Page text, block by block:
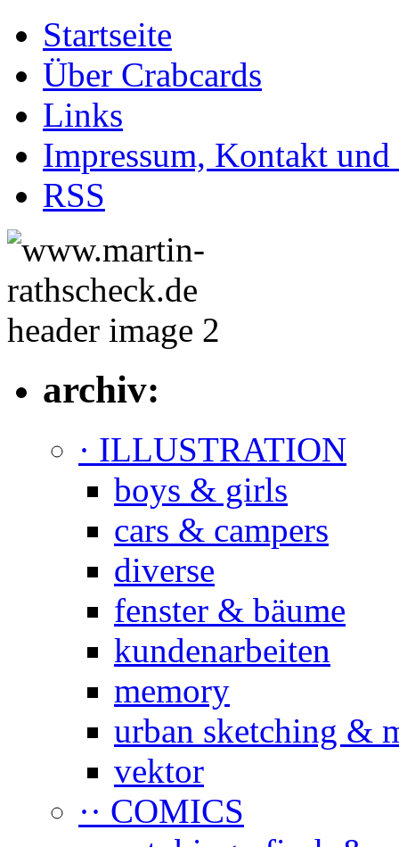
Startseite
Über Crabcards
Links
Impressum, Kontakt und
RSS
archiv:
· ILLUSTRATION
boys & girls
cars & campers
diverse
fenster & bäume
kundenarbeiten
memory
urban sketching &
vektor
·· COMICS